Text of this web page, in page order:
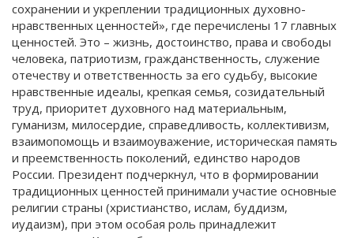
сохранении и укреплении традиционных духовно-
нравственных ценностей», где перечислены 17 главных
ценностей. Это – жизнь, достоинство, права и свободы
человека, патриотизм, гражданственность, служение
отечеству и ответственность за его судьбу, высокие
нравственные идеалы, крепкая семья, созидательный
труд, приоритет духовного над материальным,
гуманизм, милосердие, справедливость, коллективизм,
взаимопомощь и взаимоуважение, историческая память
и преемственность поколений, единство народов
России. Президент подчеркнул, что в формировании
традиционных ценностей принимали участие основные
религии страны (христианство, ислам, буддизм,
иудаизм), при этом особая роль принадлежит